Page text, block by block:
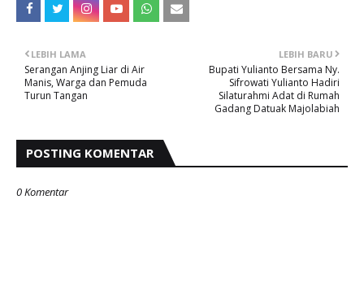
LEBIH BARU
Bupati Yulianto Bersama Ny.
Sifrowati Yulianto Hadiri
Silaturahmi Adat di Rumah
Gadang Datuak Majolabiah
LEBIH LAMA
Serangan Anjing Liar di Air
Manis, Warga dan Pemuda
Turun Tangan
POSTING KOMENTAR
0 Komentar